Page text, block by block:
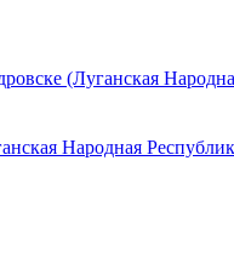
(Луганская
Народная